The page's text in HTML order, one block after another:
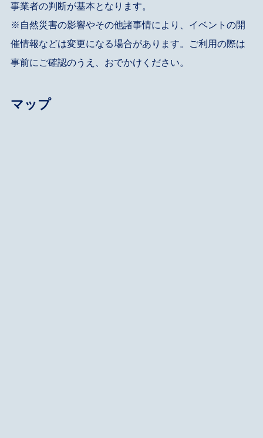
事業者の判断が基本となります。
※自然災害の影響やその他諸事情により、イベントの開
催情報などは変更になる場合があります。ご利用の際は
事前にご確認のうえ、おでかけください。
マップ